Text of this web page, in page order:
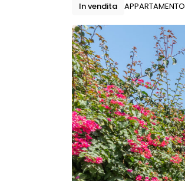
In vendita APPARTAMENTO